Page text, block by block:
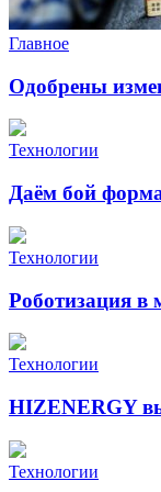
Главное
Одобрены
Технологии
Даём бой
Технологии
Роботизация в
Технологии
HIZENERGY
Технологии